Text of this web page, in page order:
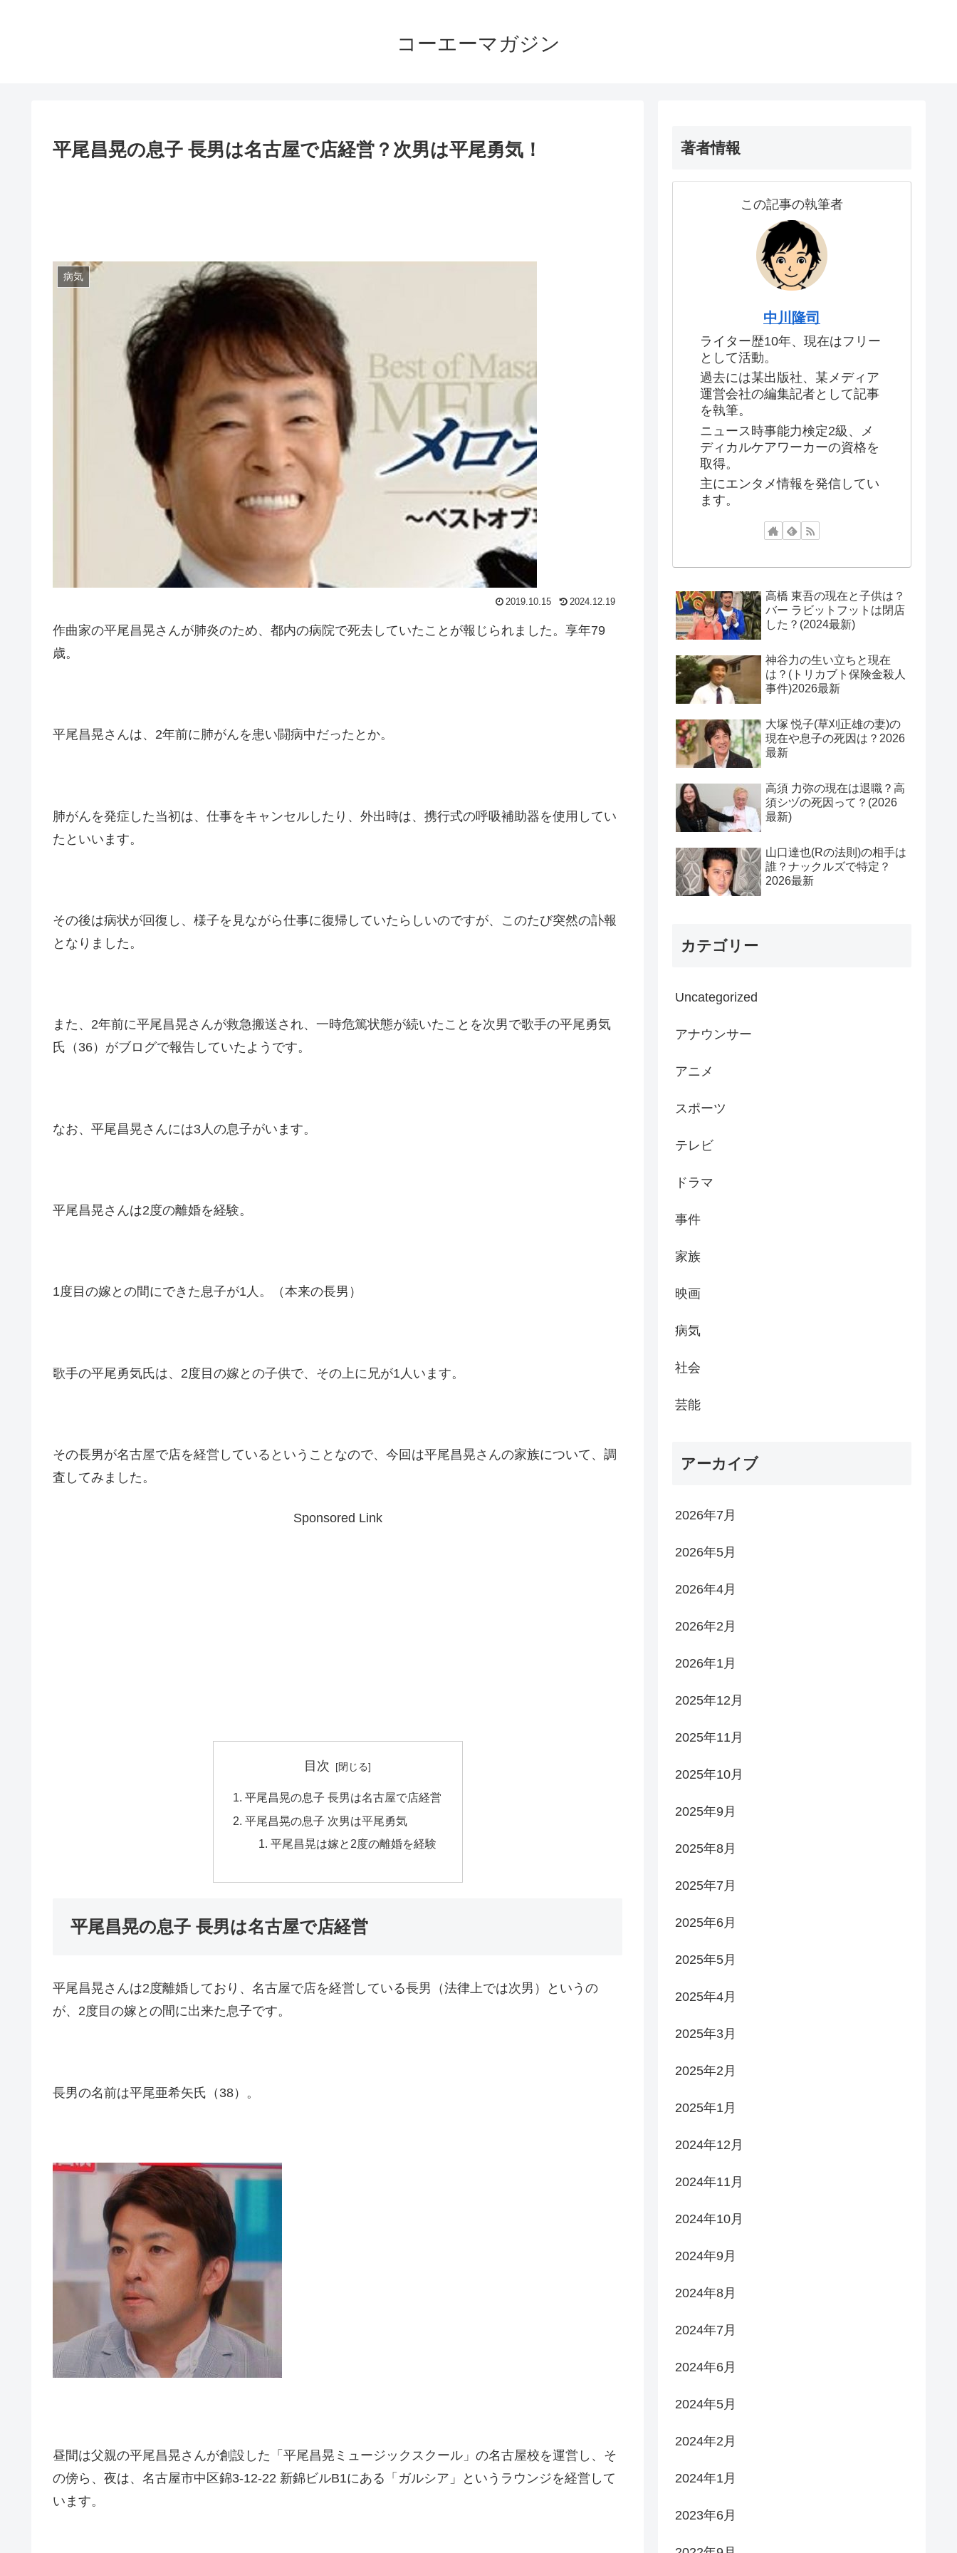
コーエーマガジン
平尾昌晃の息子 長男は名古屋で店経営？次男は平尾勇気！
病気
2019.10.15 2024.12.19
作曲家の平尾昌晃さんが肺炎のため、都内の病院で死去していたことが報じられました。享年79
歳。
平尾昌晃さんは、2年前に肺がんを患い闘病中だったとか。
肺がんを発症した当初は、仕事をキャンセルしたり、外出時は、携行式の呼吸補助器を使用してい
たといいます。
その後は病状が回復し、様子を見ながら仕事に復帰していたらしいのですが、このたび突然の訃報
となりました。
また、2年前に平尾昌晃さんが救急搬送され、一時危篤状態が続いたことを次男で歌手の平尾勇気
氏（36）がブログで報告していたようです。
なお、平尾昌晃さんには3人の息子がいます。
平尾昌晃さんは2度の離婚を経験。
1度目の嫁との間にできた息子が1人。（本来の長男）
歌手の平尾勇気氏は、2度目の嫁との子供で、その上に兄が1人います。
その長男が名古屋で店を経営しているということなので、今回は平尾昌晃さんの家族について、調
査してみました。
Sponsored Link
目次
平尾昌晃の息子 長男は名古屋で店経営
平尾昌晃の息子 次男は平尾勇気
平尾昌晃は嫁と2度の離婚を経験
平尾昌晃の息子 長男は名古屋で店経営
平尾昌晃さんは2度離婚しており、名古屋で店を経営している長男（法律上では次男）というの
が、2度目の嫁との間に出来た息子です。
長男の名前は平尾亜希矢氏（38）。
昼間は父親の平尾昌晃さんが創設した「平尾昌晃ミュージックスクール」の名古屋校を運営し、そ
の傍ら、夜は、名古屋市中区錦3-12-22 新錦ビルB1にある「ガルシア」というラウンジを経営して
います。
著者情報
この記事の執筆者
中川隆司
ライター歴10年、現在はフリー
として活動。
過去には某出版社、某メディア
運営会社の編集記者として記事
を執筆。
ニュース時事能力検定2級、メ
ディカルケアワーカーの資格を
取得。
主にエンタメ情報を発信してい
ます。
高橋 東吾の現在と子供は？
バー ラビットフットは閉店
した？(2024最新)
神谷力の生い立ちと現在
は？(トリカブト保険金殺人
事件)2026最新
大塚 悦子(草刈正雄の妻)の
現在や息子の死因は？2026
最新
高須 力弥の現在は退職？高
須シヅの死因って？(2026
最新)
山口達也(Rの法則)の相手は
誰？ナックルズで特定？
2026最新
カテゴリー
Uncategorized
アナウンサー
アニメ
スポーツ
テレビ
ドラマ
事件
家族
映画
病気
社会
芸能
アーカイブ
2026年7月
2026年5月
2026年4月
2026年2月
2026年1月
2025年12月
2025年11月
2025年10月
2025年9月
2025年8月
2025年7月
2025年6月
2025年5月
2025年4月
2025年3月
2025年2月
2025年1月
2024年12月
2024年11月
2024年10月
2024年9月
2024年8月
2024年7月
2024年6月
2024年5月
2024年2月
2024年1月
2023年6月